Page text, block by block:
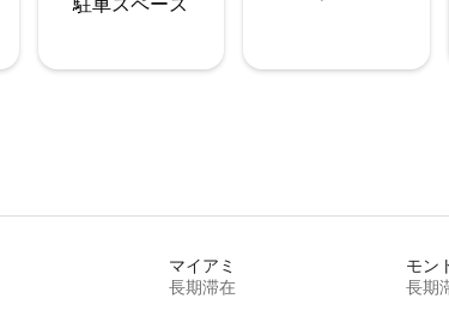
マイアミ
長期滞在
モン
長期